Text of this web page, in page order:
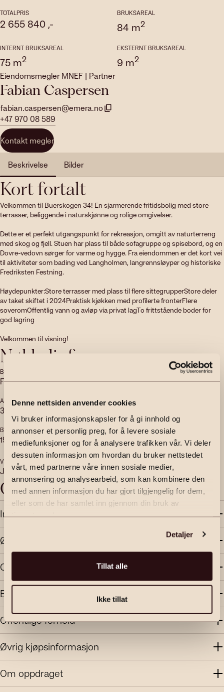
Denne nettsiden anvender cookies
Vi bruker informasjonskapsler for å gi innhold og
annonser et personlig preg, for å levere sosiale
mediefunksjoner og for å analysere trafikken vår. Vi deler
dessuten informasjon om hvordan du bruker nettstedet
vårt, med partnerne våre innen sosiale medier,
annonsering og analysearbeid, som kan kombinere den
med annen informasjon du har gjort tilgjengelig for dem,
eller som de har samlet inn gjennom din bruk av
tjenestene deres.
Detaljer
Tillat alle
Ikke tillat
TOTALPRIS
2 655 840 ,-
BRUKSAREAL
84 m2
INTERNT BRUKSAREAL
75 m2
EKSTERNT BRUKSAREAL
9 m2
Eiendomsmegler MNEF | Partner
Fabian Caspersen
fabian.caspersen@emera.no
+47 970 08 589
Kontakt megler
Beskrivelse
Bilder
Kort fortalt
Velkommen til Buerskogen 34! En sjarmerende fritidsbolig med store
terrasser, beliggende i naturskjønne og rolige omgivelser.
Dette er et perfekt utgangspunkt for rekreasjon, omgitt av naturterreng
med skog og fjell. Stuen har plass til både sofagruppe og spisebord, og en
Dovre-vedovn sørger for varme og hygge. Fra eiendommen er det kort vei
til aktiviteter som bading ved Langholmen, langrennsløyper og historiske
Fredriksten Festning.
Høydepunkter:Store terrasser med plass til flere sittegrupperStore deler
av taket skiftet i 2024Praktisk kjøkken med profilerte fronterFlere
soveromOffentlig vann og avløp via privat lagTo frittstående boder for
god lagring
Velkommen til visning!
Nøkkelinfo
BOLIGTYPE
Fritidseiendom Eier
ANTALL SOVEROM
3
ANTALL BAD
BYGGEÅR
1978
TOMTEAREAL
1000 m2(festet)
VERANDA
Ja
Objektbeskrivelse
Innhold og standard
Økonomi
Område
Energi
Offentlige forhold
Øvrig kjøpsinformasjon
Om oppdraget